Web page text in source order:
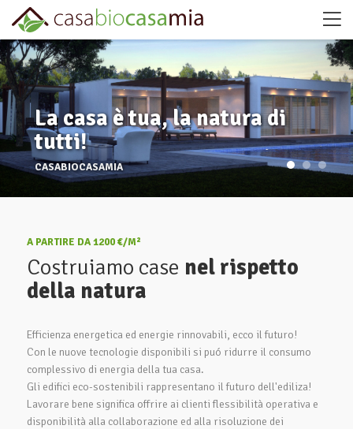
La casa è tua, la natura di
tutti!
CASABIOCASAMIA
A PARTIRE DA 1200 €/M²
Costruiamo case nel rispetto
della natura
Efficienza energetica ed energie rinnovabili, ecco il futuro!
Con le nuove tecnologie disponibili si puó ridurre il consumo
complessivo di energia della tua casa.
Gli edifici eco-sostenibili rappresentano il futuro dell'ediliza!
Lavorare bene significa offrire ai clienti flessibilità operativa e
disponibilità alla collaborazione ed alla risoluzione dei